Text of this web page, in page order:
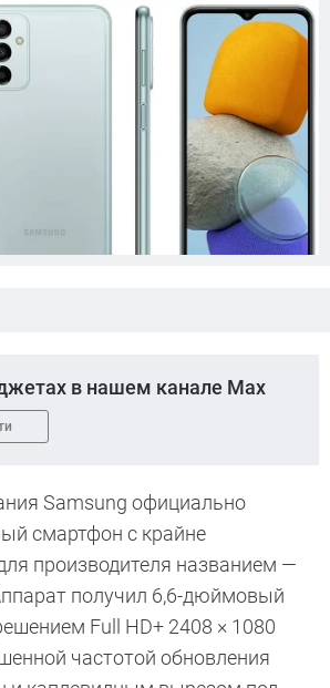
в нашем канале Max
Samsung официально
смартфон с крайне
производителя названием —
получил 6,6-дюймовый
Full HD+ 2408 × 1080
частотой обновления